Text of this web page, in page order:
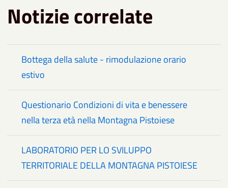
Notizie correlate
Bottega della salute - rimodulazione orario
estivo
Questionario Condizioni di vita e benessere
nella terza età nella Montagna Pistoiese
LABORATORIO PER LO SVILUPPO
TERRITORIALE DELLA MONTAGNA PISTOIESE